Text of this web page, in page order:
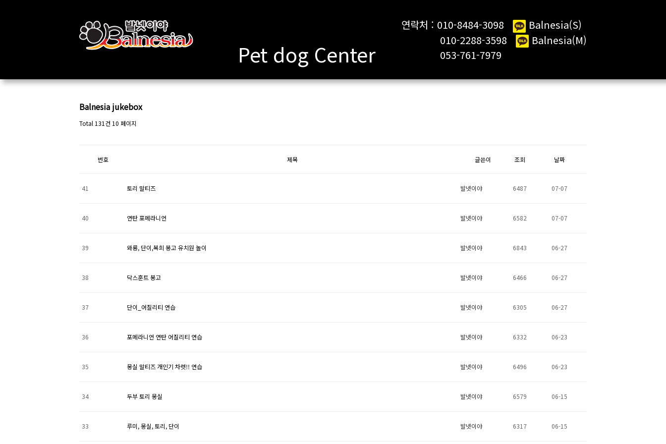
Pet dog Center
연락처 : 010-8484-3098
Balnesia(S)
010-2288-3598
Balnesia(M)
053-761-7979
Balnesia jukebox
Total 131건 10 페이지
번호 제목 글쓴이 조회 날짜
41 토리 말티즈 발넷이야 6487 07-07
40 연탄 포메라니언 발넷이야 6582 07-07
39 와룡, 단이,복희 봉고 유치원 놀이 발넷이야 6843 06-27
38 닥스훈트 봉고 발넷이야 6466 06-27
37 단이_어질리티 연습 발넷이야 6305 06-27
36 포메라니언 연탄 어질리티 연습 발넷이야 6332 06-23
35 몽실 말티즈 개인기 차렷!! 연습 발넷이야 6496 06-23
34 두부 토리 몽실 발넷이야 6579 06-15
33 루미, 몽실, 토리, 단이 발넷이야 6317 06-15